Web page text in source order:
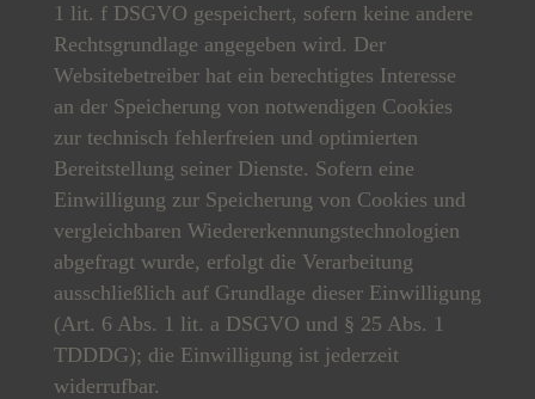
1 lit. f DSGVO gespeichert, sofern keine andere
Rechtsgrundlage angegeben wird. Der
Websitebetreiber hat ein berechtigtes Interesse
an der Speicherung von notwendigen Cookies
zur technisch fehlerfreien und optimierten
Bereitstellung seiner Dienste. Sofern eine
Einwilligung zur Speicherung von Cookies und
vergleichbaren Wiedererkennungstechnologien
abgefragt wurde, erfolgt die Verarbeitung
ausschließlich auf Grundlage dieser Einwilligung
(Art. 6 Abs. 1 lit. a DSGVO und § 25 Abs. 1
TDDDG); die Einwilligung ist jederzeit
widerrufbar.